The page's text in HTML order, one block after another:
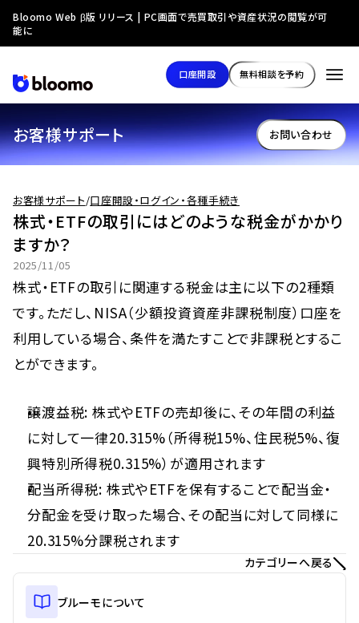
お客様サポート お問い合わせ
お客様サポート/口座開設・ログイン・各種手続き
株式・ETFの取引にはどのような税金がかかり
ますか？
2025/11/05
株式・ETFの取引に関連する税金は主に以下の2種類
です。ただし、NISA（少額投資資産非課税制度）口座を
利用している場合、条件を満たすことで非課税とするこ
とができます。
譲渡益税: 株式やETFの売却後に、その年間の利益
に対して一律20.315%（所得税15%、住民税5%、復
興特別所得税0.315%）が適用されます
配当所得税: 株式やETFを保有することで配当金・
分配金を受け取った場合、その配当に対して同様に
20.315%分課税されます
カテゴリーへ戻る
ブルーモについて
Bloomo Web β版 リリース | PC画面で売買取引や資産状況の閲覧が可
能に
口座開設 無料相談を予約